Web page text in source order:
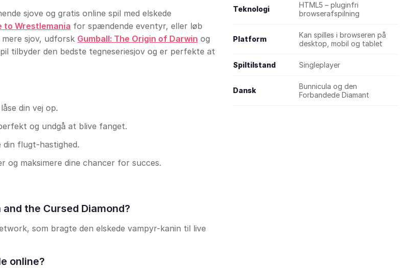
sjove og gratis online spil med elskede
to Wrestlemania for spændende eventyr, eller løb
mere sjov, udforsk Gumball: The Origin of Darwin og
tilbyder den bedste tegneseriesjov og er perfekte at
din vej op.
og undgå at blive fanget.
flugt-hastighed.
maksimere dine chancer for succes.
the Cursed Diamond?
som bragte den elskede vampyr-kanin til live
online?
Teknologi
HTML5 – pluginfri
browserafspilning
Platform
Kan spilles i browseren på
desktop, mobil og tablet
Spiltilstand Singleplayer
Dansk
Bunnicula og den
Forbandede Diamant